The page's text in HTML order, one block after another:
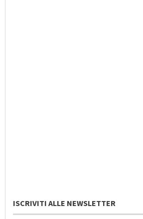
ISCRIVITI ALLE NEWSLETTER